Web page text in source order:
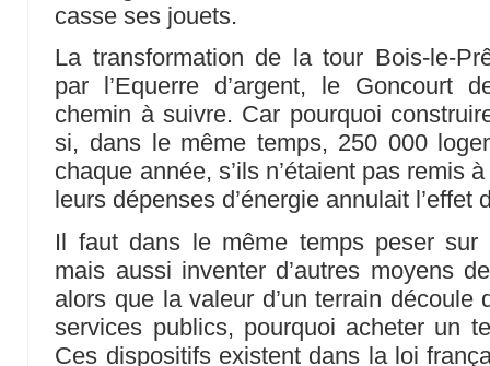
casse ses jouets.
La transformation de la tour Bois-le-
par l’Equerre d’argent, le Goncourt
chemin à suivre. Car pourquoi
si, dans le même temps, 250 000
chaque année, s’ils n’étaient pas remis
leurs dépenses d’énergie annulait
Il faut dans le même temps peser sur
mais aussi inventer d’autres moyens
alors que la valeur d’un terrain découle
services publics, pourquoi acheter un
Ces dispositifs existent dans la loi